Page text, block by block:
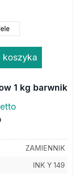
koszyka
1 kg barwnik
ZAMIENNIK
INK Y 149